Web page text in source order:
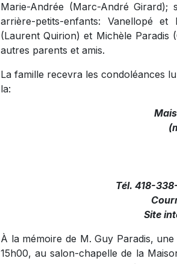
Marie-Andrée (Marc-André Girard);
arrière-petits-enfants: Vanellopé
(Laurent Quirion) et Michèle Paradis
autres parents et amis.
La famille recevra les condoléances
la:
Tél. 418-
Site
À la mémoire de M. Guy Paradis,
15h00, au salon-chapelle de la